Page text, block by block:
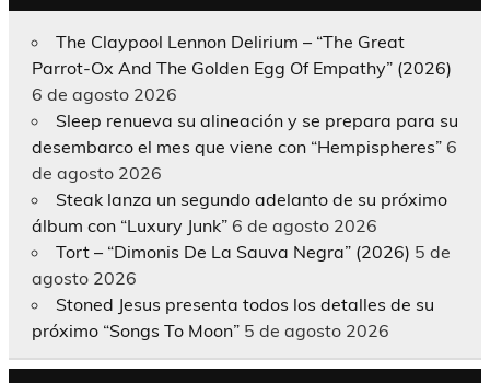
The Claypool Lennon Delirium – “The Great
Parrot-Ox And The Golden Egg Of Empathy” (2026)
6 de agosto 2026
Sleep renueva su alineación y se prepara para su
desembarco el mes que viene con “Hempispheres” 6
de agosto 2026
Steak lanza un segundo adelanto de su próximo
álbum con “Luxury Junk” 6 de agosto 2026
Tort – “Dimonis De La Sauva Negra” (2026) 5 de
agosto 2026
Stoned Jesus presenta todos los detalles de su
próximo “Songs To Moon” 5 de agosto 2026